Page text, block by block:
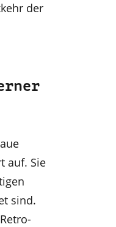
der
auf. Sie
sind.